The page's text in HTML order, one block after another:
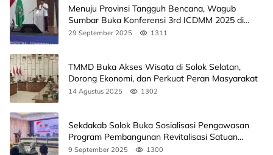
Menuju Provinsi Tangguh Bencana, Wagub
Sumbar Buka Konferensi 3rd ICDMM 2025 di
Unand
29 September 2025 1311
TMMD Buka Akses Wisata di Solok Selatan,
Dorong Ekonomi, dan Perkuat Peran Masyarakat
14 Agustus 2025 1302
Sekdakab Solok Buka Sosialisasi Pengawasan
Program Pembangunan Revitalisasi Satuan
Pendidikan
9 September 2025 1300